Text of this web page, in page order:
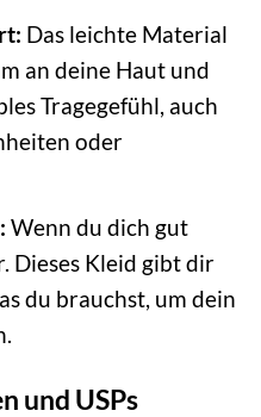
Das leichte Material
an deine Haut und
Tragegefühl, auch
oder
Wenn du dich gut
Dieses Kleid gibt dir
du brauchst, um dein
und USPs